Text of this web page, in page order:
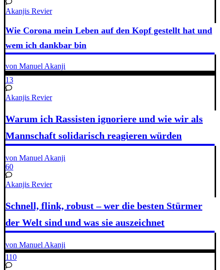
Akanjis Revier
Wie Corona mein Leben auf den Kopf gestellt hat und
wem ich dankbar bin
von Manuel Akanji
13
Akanjis Revier
Warum ich Rassisten ignoriere und wie wir als
Mannschaft solidarisch reagieren würden
von Manuel Akanji
60
Akanjis Revier
Schnell, flink, robust – wer die besten Stürmer
der Welt sind und was sie auszeichnet
von Manuel Akanji
110